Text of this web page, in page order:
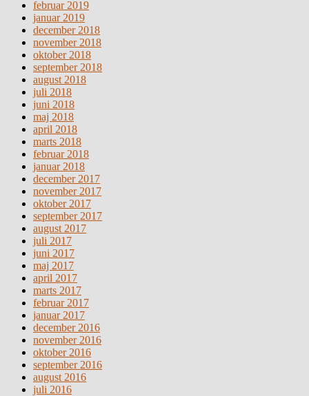
februar 2019
januar 2019
december 2018
november 2018
oktober 2018
september 2018
august 2018
juli 2018
juni 2018
maj 2018
april 2018
marts 2018
februar 2018
januar 2018
december 2017
november 2017
oktober 2017
september 2017
august 2017
juli 2017
juni 2017
maj 2017
april 2017
marts 2017
februar 2017
januar 2017
december 2016
november 2016
oktober 2016
september 2016
august 2016
juli 2016